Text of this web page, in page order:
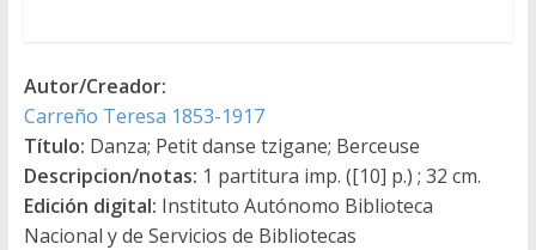
Autor/Creador:
Carreño Teresa 1853-1917
Título: Danza; Petit danse tzigane; Berceuse
Descripcion/notas: 1 partitura imp. ([10] p.) ; 32 cm.
Edición digital: Instituto Autónomo Biblioteca
Nacional y de Servicios de Bibliotecas